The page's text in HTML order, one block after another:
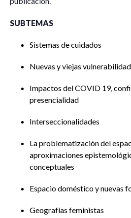
SUBTEMAS
Sistemas de cuidados
Nuevas y viejas
Impactos del COVID 19,
presencialidad
Interseccionalidades
La problematización del
aproximaciones
conceptuales
Espacio doméstico y nuevas
Geografías feministas